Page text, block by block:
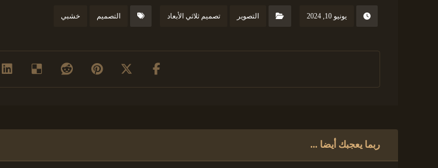
يونيو 10, 2024 التصوير تصميم ثلاثي الأبعاد التصميم خشبي
ربما يعجبك أيضا ...